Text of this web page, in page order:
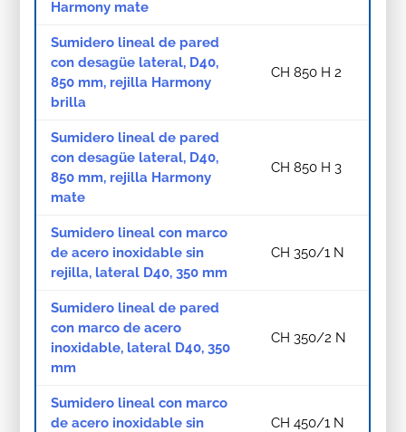
Harmony mate
Sumidero lineal de pared
con desagüe lateral, D40,
850 mm, rejilla Harmony
brilla
CH 850 H 2
Sumidero lineal de pared
con desagüe lateral, D40,
850 mm, rejilla Harmony
mate
CH 850 H 3
Sumidero lineal con marco
de acero inoxidable sin
rejilla, lateral D40, 350 mm
CH 350/1 N
Sumidero lineal de pared
con marco de acero
inoxidable, lateral D40, 350
mm
CH 350/2 N
Sumidero lineal con marco
de acero inoxidable sin
CH 450/1 N